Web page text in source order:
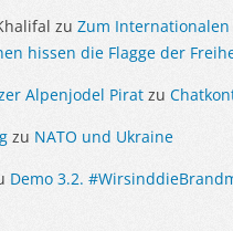
zu Zum Internationalen
hissen die Flagge der
Alpenjodel Pirat zu
zu NATO und Ukraine
Demo 3.2.